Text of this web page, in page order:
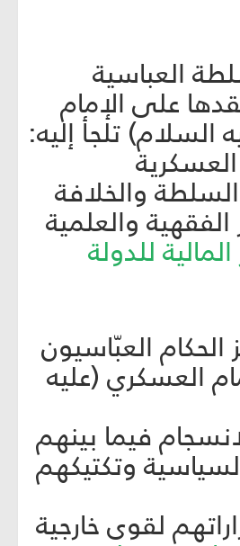
العباسية
على الإمام
السلام) تلجأ إليه:
والخلافة
والعلمية
للدولة
الحكام العبّاسيون
العسكري (عليه
فيما بينهم
وتكتيكهم
لقوى خارجية